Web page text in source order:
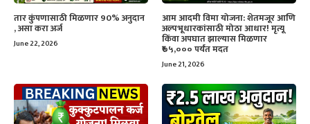
तार कुंपणासाठी मिळणार 90% अनुदान
, असा करा अर्ज
June 22, 2026
आम आदमी विमा योजना: शेतमजूर आणि
अल्पभूधारकांसाठी मोठा आधार! मृत्यू
किंवा अपघात झाल्यास मिळणार
₹७५,००० पर्यंत मदत
June 21, 2026